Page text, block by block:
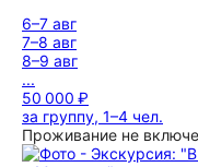
6–7 авг
7–8 авг
8–9 авг
...
50 000 ₽
за группу, 1–4 чел.
Проживание не